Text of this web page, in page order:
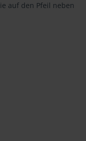
auf den Pfeil neben